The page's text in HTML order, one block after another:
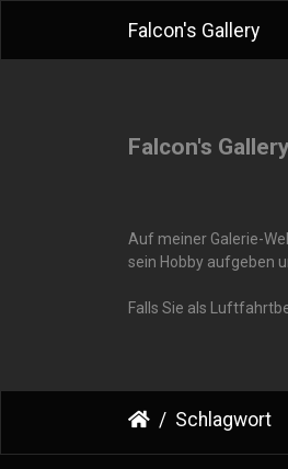
Falcon's Gallery
Falcon's
Auf meiner Galerie-
sein Hobby aufgeben
Falls Sie als
Schlagwort